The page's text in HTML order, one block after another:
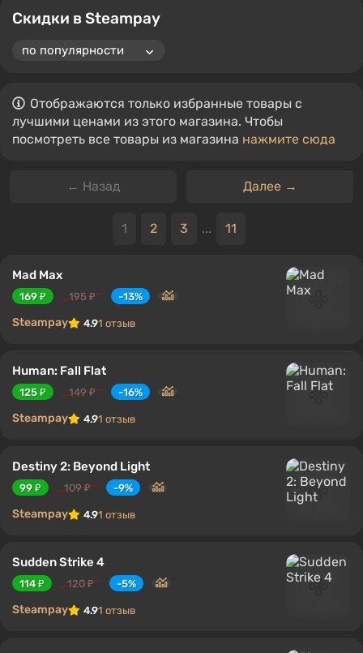
Скидки в Steampay
Отображаются только избранные товары с
лучшими ценами из этого магазина. Чтобы
посмотреть все товары из магазина нажмите сюда
← Назад Далее →
1 2 3 ... 11
Mad Max
169 ₽ 195 ₽ -13%
Steampay 4.91 отзыв
Human: Fall Flat
125 ₽ 149 ₽ -16%
Steampay 4.91 отзыв
Destiny 2: Beyond Light
99 ₽ 109 ₽ -9%
Steampay 4.91 отзыв
Sudden Strike 4
114 ₽ 120 ₽ -5%
Steampay 4.91 отзыв